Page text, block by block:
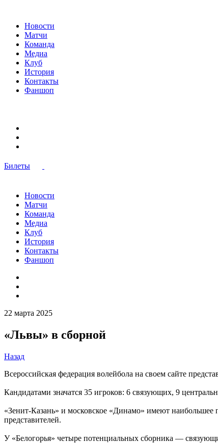
Новости
Матчи
Команда
Медиа
Клуб
История
Контакты
Фаншоп
Билеты
Новости
Матчи
Команда
Медиа
Клуб
История
Контакты
Фаншоп
22 марта 2025
«Львы» в сборной
Назад
Всероссийская федерация волейбола на своем сайте
Кандидатами значатся 35 игроков: 6 связующих, 9
«Зенит-Казань» и московское «Динамо» имеют наибольшее
представителей.
У «Белогорья» четыре потенциальных сборника —